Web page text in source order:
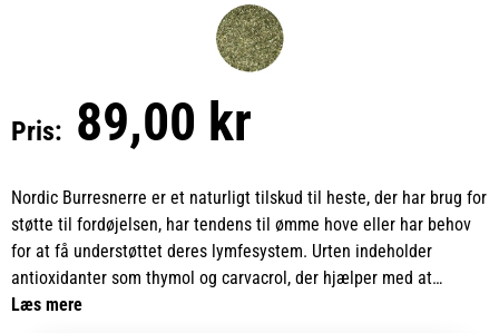
Pris: 89,00 kr
Nordic Burresnerre er et naturligt tilskud til heste, der har brug for
støtte til fordøjelsen, har tendens til ømme hove eller har behov
for at få understøttet deres lymfesystem. Urten indeholder
antioxidanter som thymol og carvacrol, der hjælper med at
beskytte kroppens celler mod oxidativt stress og dermed bidrager
Læs mere